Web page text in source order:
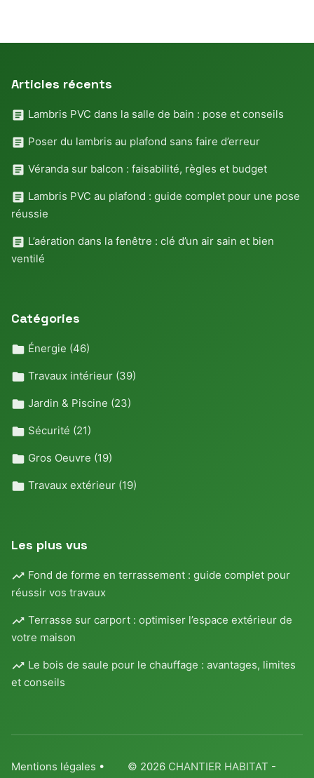
Articles récents
Lambris PVC dans la salle de bain : pose et conseils
Poser du lambris au plafond sans faire d’erreur
Véranda sur balcon : faisabilité, règles et budget
Lambris PVC au plafond : guide complet pour une pose
réussie
L’aération dans la fenêtre : clé d’un air sain et bien
ventilé
Catégories
Énergie (46)
Travaux intérieur (39)
Jardin & Piscine (23)
Sécurité (21)
Gros Oeuvre (19)
Travaux extérieur (19)
Les plus vus
Fond de forme en terrassement : guide complet pour
réussir vos travaux
Terrasse sur carport : optimiser l’espace extérieur de
votre maison
Le bois de saule pour le chauffage : avantages, limites
et conseils
Mentions légales •
© 2026 CHANTIER HABITAT -